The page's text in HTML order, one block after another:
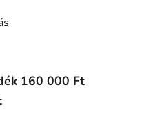
160 000 Ft